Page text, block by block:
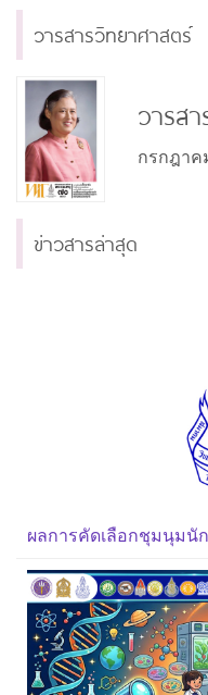
วารสารวิทยาศาสตร์
วารส
กรกฎา
ข่าวสารล่าสุด
ผลการคัดเลือกชุมนุมนั